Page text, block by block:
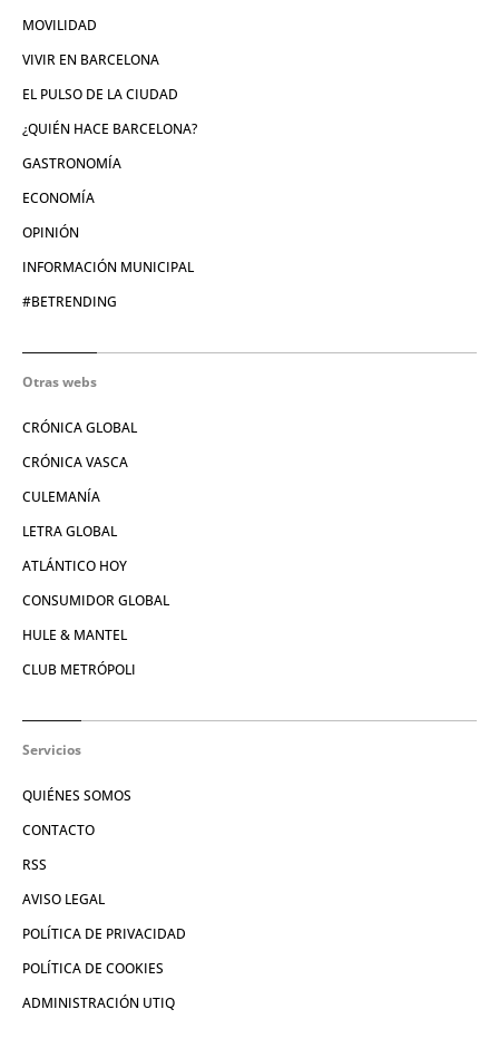
MOVILIDAD
VIVIR EN BARCELONA
EL PULSO DE LA CIUDAD
¿QUIÉN HACE BARCELONA?
GASTRONOMÍA
ECONOMÍA
OPINIÓN
INFORMACIÓN MUNICIPAL
#BETRENDING
Otras webs
CRÓNICA GLOBAL
CRÓNICA VASCA
CULEMANÍA
LETRA GLOBAL
ATLÁNTICO HOY
CONSUMIDOR GLOBAL
HULE & MANTEL
CLUB METRÓPOLI
Servicios
QUIÉNES SOMOS
CONTACTO
RSS
AVISO LEGAL
POLÍTICA DE PRIVACIDAD
POLÍTICA DE COOKIES
ADMINISTRACIÓN UTIQ